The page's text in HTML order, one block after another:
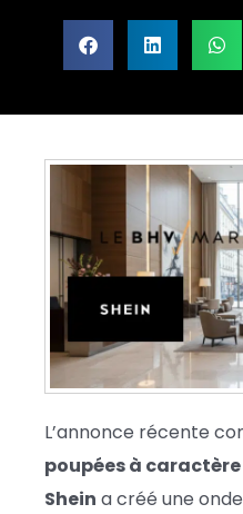
L’annonce récente
poupées à
Shein a créé une